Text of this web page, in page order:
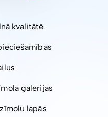
kvalitātē
galerijas
lapās